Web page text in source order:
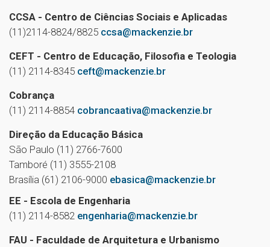
CCSA - Centro de Ciências Sociais e Aplicadas
(11)2114-8824/8825 ccsa@mackenzie.br
CEFT - Centro de Educação, Filosofia e Teologia
(11) 2114-8345 ceft@mackenzie.br
Cobrança
(11) 2114-8854 cobrancaativa@mackenzie.br
Direção da Educação Básica
São Paulo (11) 2766-7600
Tamboré (11) 3555-2108
Brasília (61) 2106-9000 ebasica@mackenzie.br
EE - Escola de Engenharia
(11) 2114-8582 engenharia@mackenzie.br
FAU - Faculdade de Arquitetura e Urbanismo